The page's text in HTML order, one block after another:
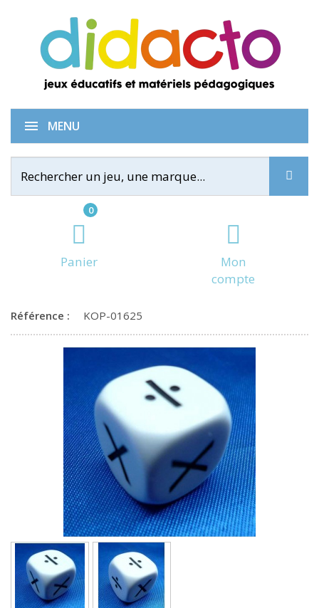
0
Panier
Mon
compte
MENU
Dé opérations x :
Référence : KOP-01625